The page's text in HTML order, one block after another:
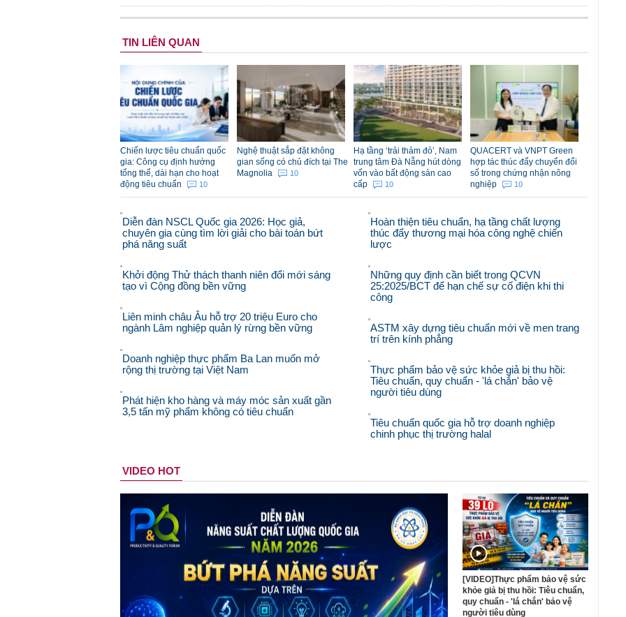
TIN LIÊN QUAN
Chiến lược tiêu chuẩn quốc
gia: Công cụ định hướng
tổng thể, dài hạn cho hoạt
động tiêu chuẩn
10
Nghệ thuật sắp đặt không
gian sống có chủ đích tại The
Magnolia
10
Hạ tầng ‘trải thảm đỏ’, Nam
trung tâm Đà Nẵng hút dòng
vốn vào bất động sản cao
cấp
10
QUACERT và VNPT Green
hợp tác thúc đẩy chuyển đổi
số trong chứng nhận nông
nghiệp
10
Diễn đàn NSCL Quốc gia 2026: Học giả,
chuyên gia cùng tìm lời giải cho bài toán bứt
phá năng suất
Khởi động Thử thách thanh niên đổi mới sáng
tạo vì Cộng đồng bền vững
Liên minh châu Âu hỗ trợ 20 triệu Euro cho
ngành Lâm nghiệp quản lý rừng bền vững
Doanh nghiệp thực phẩm Ba Lan muốn mở
rộng thị trường tại Việt Nam
Phát hiện kho hàng và máy móc sản xuất gần
3,5 tấn mỹ phẩm không có tiêu chuẩn
Hoàn thiện tiêu chuẩn, hạ tầng chất lượng
thúc đẩy thương mại hóa công nghệ chiến
lược
Những quy định cần biết trong QCVN
25:2025/BCT để hạn chế sự cố điện khi thi
công
ASTM xây dựng tiêu chuẩn mới về men trang
trí trên kính phẳng
Thực phẩm bảo vệ sức khỏe giả bị thu hồi:
Tiêu chuẩn, quy chuẩn - 'lá chắn' bảo vệ
người tiêu dùng
Tiêu chuẩn quốc gia hỗ trợ doanh nghiệp
chinh phục thị trường halal
VIDEO HOT
[VIDEO]Thực phẩm bảo vệ sức
khỏe giả bị thu hồi: Tiêu chuẩn,
quy chuẩn - 'lá chắn' bảo vệ
người tiêu dùng